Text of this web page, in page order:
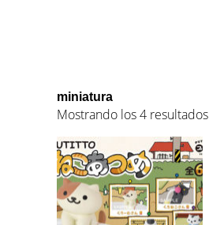
miniatura
Mostrando los 4 resultados